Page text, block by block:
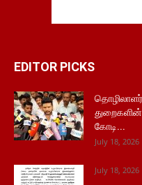
EDITOR PICKS
துறைகளின்
கோடி...
July 18, 2026
July 18, 2026